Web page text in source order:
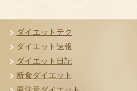
ダイエットテク
ダイエット速報
ダイエット日記
断食ダイエット